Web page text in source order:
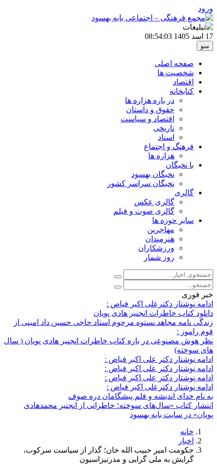
ورود
17 اسد 1405 08:54:03
منو
صفحه اصلی
شخصیت ها
اقتصاد
کتابخانه
در باره هزاره ها
حقوق و داستان
اقتصاد و سیاست
تاریخی
اسناد
فرهنگ و اجتماع
هزاره ها
با نخبگان
نخبگان بهسود
نخبگان سراسر کشور
گالری
گالری عکس
گالری صوت و فیلم
سایر حوزه ها
مهاجرین
هنرمندان
ورزشکاران
روز شمار
خبر فوری
ادامه نوشتار دکترعلی اکبر فیاص :
دانلود کتاب خاطرات انجنیر هادی پویان
زندگی نامه مجاهد نستوه مرحوم استاد حاجی حسین داد امینی از
قوم راموز :
نظر هوش مصنوعی در باره کتاب خاطرات انجنیر هادی پویان ( سال
های سوخته)
ادامه نوشتار دکتر علی اکبر فیاض :
ادامه نوشتار دکتر علی اکبر فیاض :
ادامه نوشتار دکتر علی اکبر فیاض :
ادامه نوشتار دکترعلی اکبر فیاض :
به نام خدای اندیشه و قلم پیشگامان دره صوف
انتشار کتاب «سال‌های سوخته؛ خاطراتی از انجنیر محمدهادی
پویان» در سایت بابه بهسود
خانه
اخبار
حکومت امیر حبیب الله خان؛ گذار از سیاست سرکوب،
گرایش به ملی گرایی و مدرنیزاسیون